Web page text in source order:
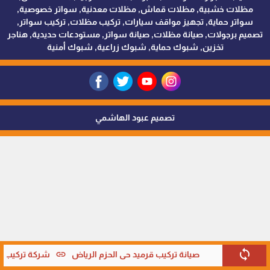
sync صيانة تركيب قرميد حي الحزم الرياض link شركة تركيب
مظلات خشبية, مظلات قماش, مظلات معدنية, سواتر خصوصية,
سواتر حماية, تجهيز مواقف سيارات, تركيب مظلات, تركيب سواتر,
تصميم برجولات, صيانة مظلات, صيانة سواتر, مستودعات حديدية, هناجر
تخزين, شبوك حماية, شبوك زراعية, شبوك أمنية
تصميم عبود الهاشمي